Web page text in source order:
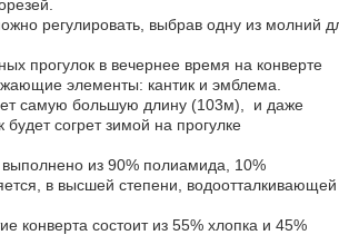
регулировать, выбрав одну из молний
прогулок в вечернее время на конверте
элементы: кантик и эмблема.
самую большую длину (103м), и даже
согрет зимой на прогулке
из 90% полиамида, 10%
в высшей степени,
конверта состоит из 55% хлопка и 45%